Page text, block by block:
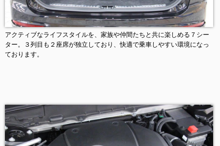
アクティブなライフスタイルを、家族や仲間たちと共に楽しめる７シー
ター。３列目も２座席が独立しており、快適で乗車しやすい環境になっ
ております。